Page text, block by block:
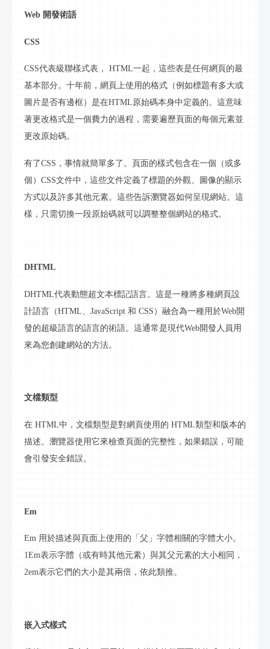
Web 開發術語
CSS
CSS代表級聯樣式表， HTML一起，這些表是任何網頁的最
基本部分。十年前，網頁上使用的格式（例如標題有多大或
圖片是否有邊框）是在HTML原始碼本身中定義的。這意味
著更改格式是一個費力的過程，需要遍歷頁面的每個元素並
更改原始碼。
有了CSS，事情就簡單多了。頁面的樣式包含在一個（或多
個）CSS文件中，這些文件定義了標題的外觀、圖像的顯示
方式以及許多其他元素。這些告訴瀏覽器如何呈現網站。這
樣，只需切換一段原始碼就可以調整整個網站的格式。
DHTML
DHTML代表動態超文本標記語言。這是一種將多種網頁設
計語言（HTML、JavaScript 和 CSS）融合為一種用於Web開
發的超級語言的語言的術語。這通常是現代Web開發人員用
來為您創建網站的方法。
文檔類型
在 HTML中，文檔類型是對網頁使用的 HTML類型和版本的
描述。瀏覽器使用它來檢查頁面的完整性，如果錯誤，可能
會引發安全錯誤。
Em
Em 用於描述與頁面上使用的「父」字體相關的字體大小。
1Em表示字體（或有時其他元素）與其父元素的大小相同，
2em表示它們的大小是其兩倍，依此類推。
嵌入式樣式